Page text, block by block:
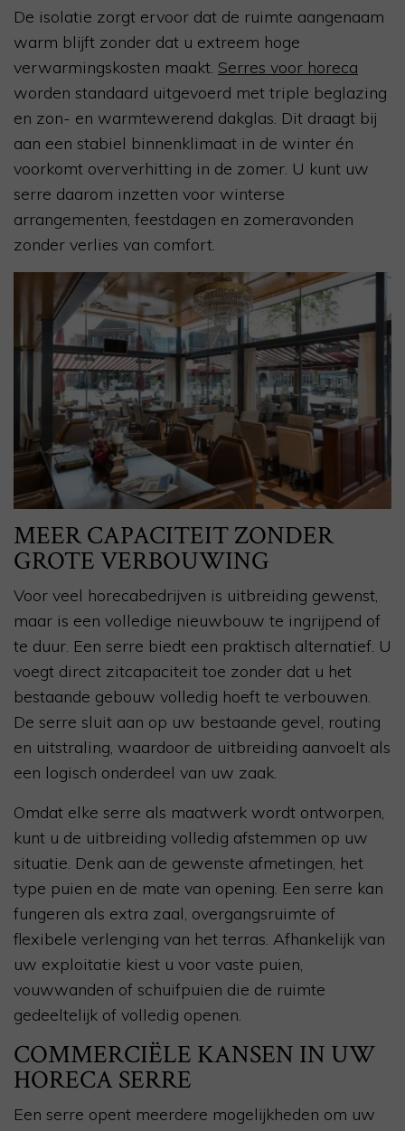
De isolatie zorgt ervoor dat de ruimte aangenaam
warm blijft zonder dat u extreem hoge
verwarmingskosten maakt. Serres voor horeca
worden standaard uitgevoerd met triple beglazing
en zon- en warmtewerend dakglas. Dit draagt bij
aan een stabiel binnenklimaat in de winter én
voorkomt oververhitting in de zomer. U kunt uw
serre daarom inzetten voor winterse
arrangementen, feestdagen en zomeravonden
zonder verlies van comfort.
MEER CAPACITEIT ZONDER
GROTE VERBOUWING
Voor veel horecabedrijven is uitbreiding gewenst,
maar is een volledige nieuwbouw te ingrijpend of
te duur. Een serre biedt een praktisch alternatief. U
voegt direct zitcapaciteit toe zonder dat u het
bestaande gebouw volledig hoeft te verbouwen.
De serre sluit aan op uw bestaande gevel, routing
en uitstraling, waardoor de uitbreiding aanvoelt als
een logisch onderdeel van uw zaak.
Omdat elke serre als maatwerk wordt ontworpen,
kunt u de uitbreiding volledig afstemmen op uw
situatie. Denk aan de gewenste afmetingen, het
type puien en de mate van opening. Een serre kan
fungeren als extra zaal, overgangsruimte of
flexibele verlenging van het terras. Afhankelijk van
uw exploitatie kiest u voor vaste puien,
vouwwanden of schuifpuien die de ruimte
gedeeltelijk of volledig openen.
COMMERCIËLE KANSEN IN UW
HORECA SERRE
Een serre opent meerdere mogelijkheden om uw